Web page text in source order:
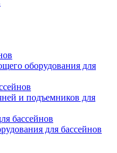
оборудования для
и подъемников для
бассейнов
для бассейнов